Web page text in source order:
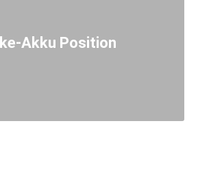
Akku Position